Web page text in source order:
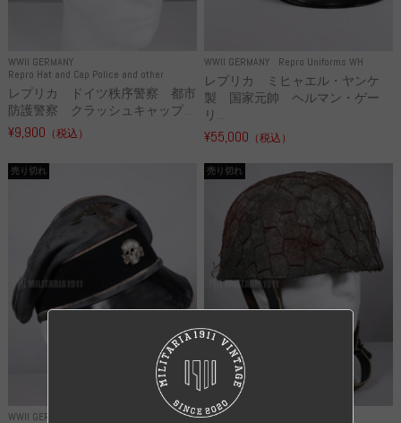
WWII GERMANY
Repro Hat and Cap Police and other
レプリカ ドイツ秩序警察 都市
防護警察 クラッシュキャップ...
¥9,900 （税込）
WWII GERMANY Repro Uniforms WH
レプリカ ミヒャエル・ヤンケ
製 国家元帥 ヘルマン・ゲー
リ...
¥55,000 （税込）
WWII GERMANY
売り切れ
WWII GERMANY
売り切れ